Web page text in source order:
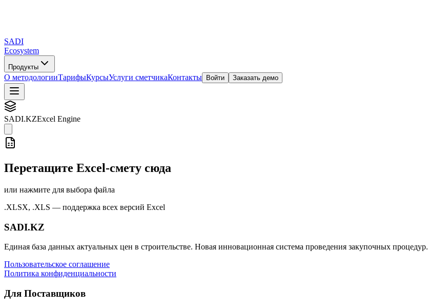
SADI
Ecosystem
Продукты
О методологииТарифыКурсыУслуги сметчикаКонтакты Войти Заказать демо
SADI.KZExcel Engine
Перетащите Excel-смету сюда
или нажмите для выбора файла
.XLSX, .XLS — поддержка всех версий Excel
SADI.KZ
Единая база данных актуальных цен в строительстве. Новая инновационная система проведения закупочных процедур.
Пользовательское соглашение
Политика конфиденциальности
Для Поставщиков